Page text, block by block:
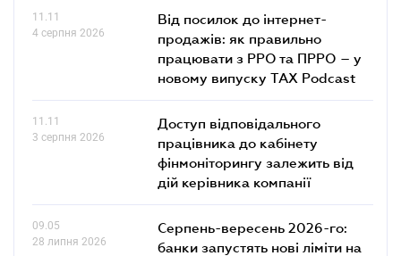
11.11
4 серпня 2026
Від посилок до інтернет-
продажів: як правильно
працювати з РРО та ПРРО – у
новому випуску TAX Podcast
11.11
3 серпня 2026
Доступ відповідального
працівника до кабінету
фінмоніторингу залежить від
дій керівника компанії
09.05
28 липня 2026
Серпень-вересень 2026-го:
банки запустять нові ліміти на